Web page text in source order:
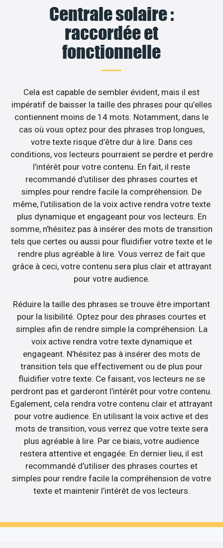
Centrale solaire :
raccordée et
fonctionnelle
Cela est capable de sembler évident, mais il est
impératif de baisser la taille des phrases pour qu’elles
contiennent moins de 14 mots. Notamment, dans le
cas où vous optez pour des phrases trop longues,
votre texte risque d’être dur à lire. Dans ces
conditions, vos lecteurs pourraient se perdre et perdre
l’intérêt pour votre contenu. En fait, il reste
recommandé d’utiliser des phrases courtes et
simples pour rendre facile la compréhension. De
même, l’utilisation de la voix active rendra votre texte
plus dynamique et engageant pour vos lecteurs. En
somme, n’hésitez pas à insérer des mots de transition
tels que certes ou aussi pour fluidifier votre texte et le
rendre plus agréable à lire. Vous verrez de fait que
grâce à ceci, votre contenu sera plus clair et attrayant
pour votre audience.
Réduire la taille des phrases se trouve être important
pour la lisibilité. Optez pour des phrases courtes et
simples afin de rendre simple la compréhension. La
voix active rendra votre texte dynamique et
engageant. N’hésitez pas à insérer des mots de
transition tels que effectivement ou de plus pour
fluidifier votre texte. Ce faisant, vos lecteurs ne se
perdront pas et garderont l’intérêt pour votre contenu.
Egalement, cela rendra votre contenu clair et attrayant
pour votre audience. En utilisant la voix active et des
mots de transition, vous verrez que votre texte sera
plus agréable à lire. Par ce biais, votre audience
restera attentive et engagée. En dernier lieu, il est
recommandé d’utiliser des phrases courtes et
simples pour rendre facile la compréhension de votre
texte et maintenir l’intérêt de vos lecteurs.